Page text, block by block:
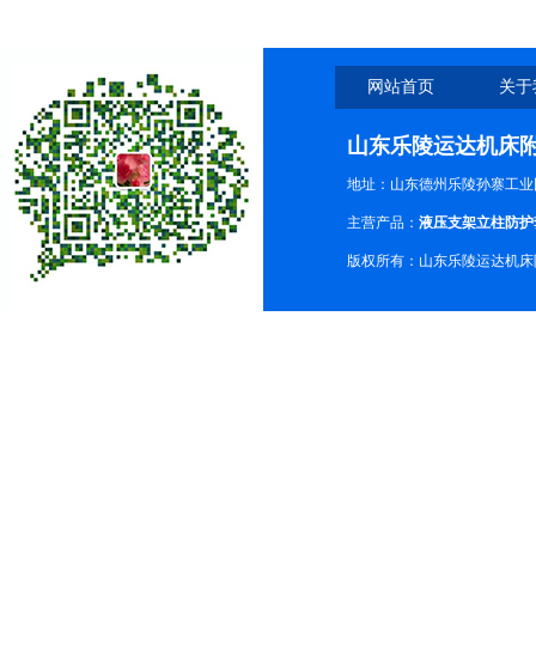
网站首页 关
山东乐陵运达机床
地址：山东德州乐陵孙寨工
主营产品： 液压支架立柱防
版权所有：山东乐陵运达机